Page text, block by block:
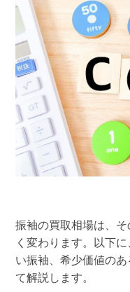
振袖の買取相場は、
く変わります。以下
い振袖、希少価値の
て解説します。